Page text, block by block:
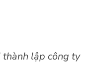
lập công ty